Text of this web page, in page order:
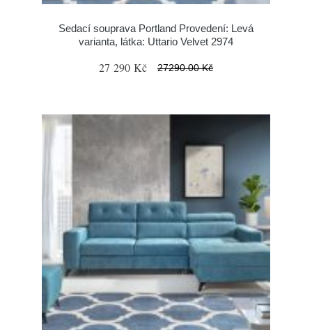
Sedací souprava Portland Provedení: Levá
varianta, látka: Uttario Velvet 2974
27 290 Kč 27290.00 Kč